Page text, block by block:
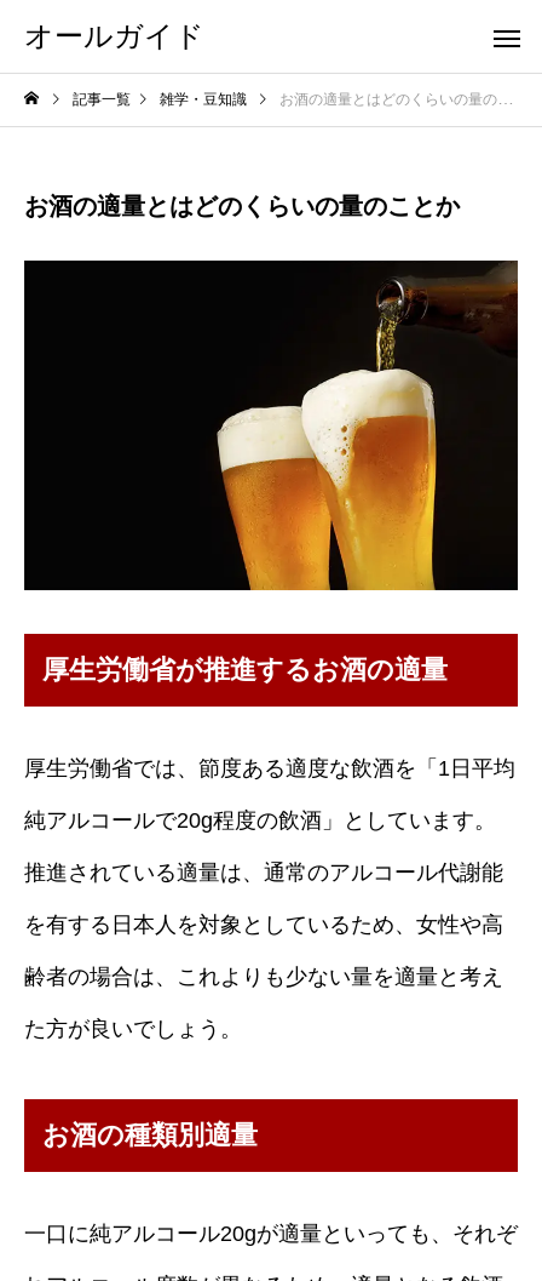
オールガイド
記事一覧 雑学・豆知識 お酒の適量とはどのくらいの量のことか
お酒の適量とはどのくらいの量のことか
厚生労働省が推進するお酒の適量
厚生労働省では、節度ある適度な飲酒を「1日平均
純アルコールで20g程度の飲酒」としています。
推進されている適量は、通常のアルコール代謝能
を有する日本人を対象としているため、女性や高
齢者の場合は、これよりも少ない量を適量と考え
た方が良いでしょう。
お酒の種類別適量
一口に純アルコール20gが適量といっても、それぞ